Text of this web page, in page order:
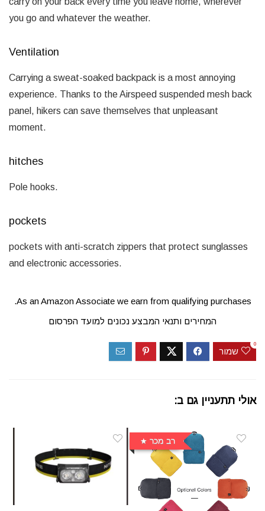
you go and whatever the weather.
Ventilation
Carrying a sweat-soaked backpack is a most annoying
experience. Thanks to the Airspeed suspended mesh back
panel, hikers can save themselves that unpleasant
moment.
hitches
Pole hooks.
pockets
pockets with anti-scratch zippers that protect sunglasses
and electronic accessories.
As an Amazon Associate we earn from qualifying purchases.
המחירים ותנאי המבצע נכונים למועד הפרסום
שמור
0
אולי תתעניין גם ב:
רב מכר